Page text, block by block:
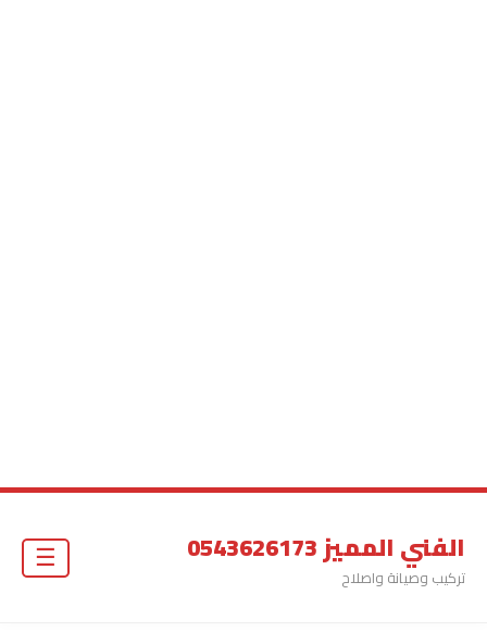
الفني المميز 0543626173
تركيب وصيانة واصلاح